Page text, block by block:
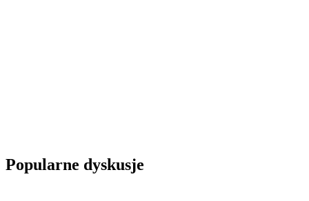
Popularne dyskusje